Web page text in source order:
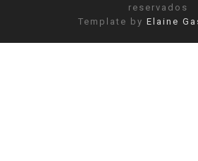
reservados
Template by Elaine